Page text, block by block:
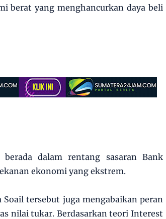
berat yang menghancurkan daya beli
dalam rentang sasaran Bank
ekonomi yang ekstrem.
tersebut juga mengabaikan peran
nilai tukar. Berdasarkan teori Interest